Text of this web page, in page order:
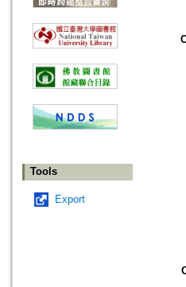
Tools
Export